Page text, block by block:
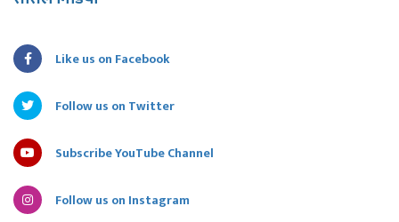
Like us on Facebook
Follow us on Twitter
Subscribe YouTube Channel
Follow us on Instagram